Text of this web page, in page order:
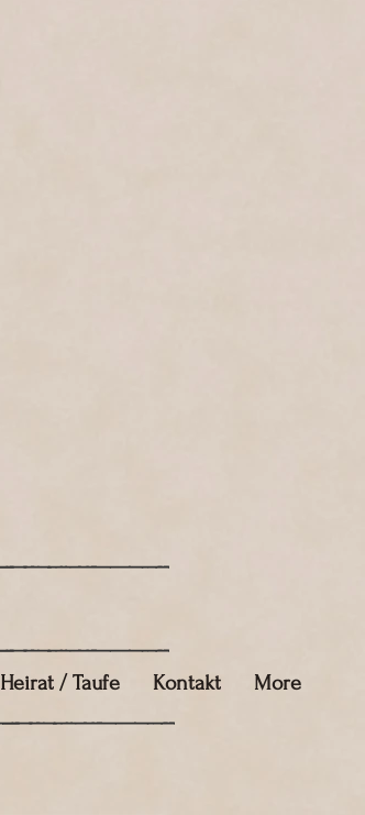
Heirat / Taufe Kontakt More